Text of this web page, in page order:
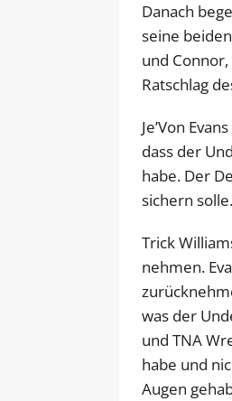
Danach
seine
und
Ratschlag
Je’Von
dass der
habe. Der
sichern solle.
Trick
nehmen.
was der
und TNA
habe und
Augen